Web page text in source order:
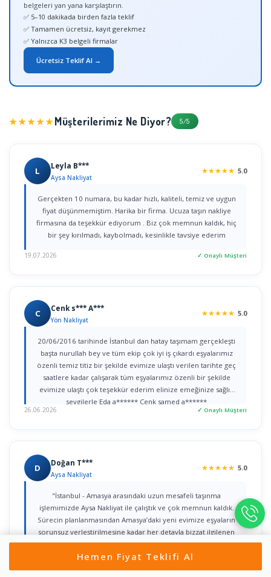
belgeleri yan yana karşılaştırın.
✅ 5–10 dakikada birden fazla teklif
✅ Tamamen ücretsiz, kayıt gerekmez
✅ Yalnızca K3 belgeli firmalar
Ücretsiz Teklif Al →
★★★★★Müşterilerimiz Ne Diyor? 5/5
L Leyla B***
Aysa Nakliyat
★★★★★ 5.0
Gerçekten 10 numara, bu kadar hızlı, kaliteli, temiz ve uygun
fiyat düşünmemiştim. Harika bir firma. Ucuza taşın nakliye
firmasına da teşekkür ediyorum . Biz çok memnun kaldık, hiç
bir şey kırılmadı, kaybolmadı, kesinlikle tavsiye ederim
19.07.2026 ✓ Onaylı Müşteri
C Cenk s*** A***
Yön Nakliyat
★★★★★ 5.0
20/06/2016 tarihinde İstanbul dan hatay taşımam gerçekleşti
başta nurullah bey ve tüm ekip çok iyi iş çıkardı eşyalarımız
özenli temiz titiz bir şekilde evimize ulaştı verilen tarihte geç
saatlere kadar çalışarak tüm eşyalarımız özenli bir şekilde
evimize ulaştı çok teşekkür ederim elinize emeğinize sağlık
sevgilerle Eda a****** Cenk samed a******
26.06.2026 ✓ Onaylı Müşteri
D Doğan T***
Aysa Nakliyat
★★★★★ 5.0
"İstanbul - Amasya arasındaki uzun mesafeli taşınma
işlemimizde Aysa Nakliyat ile çalıştık ve çok memnun kaldık.
Sürecin planlanmasından Amasya’daki yeni evimize eşyaların
sorunsuz yerleştirilmesine kadar her detayla bizzat ilgilenen
Yahya Bey’e şükranlarımı sunarım. Kurumsal yaklaşımları, titiz
işçilikleri ve güven veren iletişimleri için tüm ekibe teşekkür
ederim."
Hemen Fiyat Teklifi Al